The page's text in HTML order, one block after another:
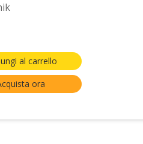
al carrello
ora